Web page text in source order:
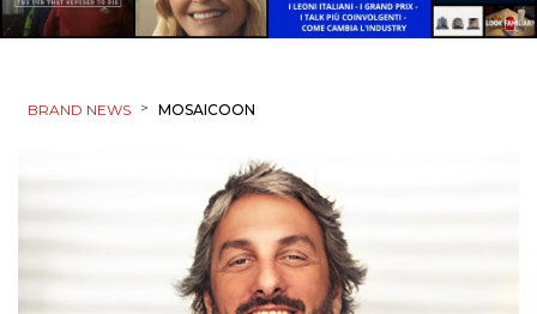
BRAND NEWS > MOSAICOON